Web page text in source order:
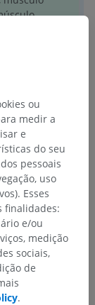
inserção.
RELATAR
of clinical practice
ou
medir a
e
do seu
pessoais
uso
Esses
finalidades:
e/ou
medição
sociais,
de
.